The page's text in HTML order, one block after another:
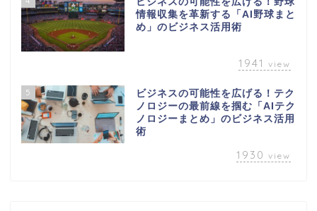
情報収集を革新する「AI野球まと
め」のビジネス活用術
1941 view
5
ビジネスの可能性を広げる！テク
ノロジーの最前線を掴む「AIテク
ノロジーまとめ」のビジネス活用
術
1930 view